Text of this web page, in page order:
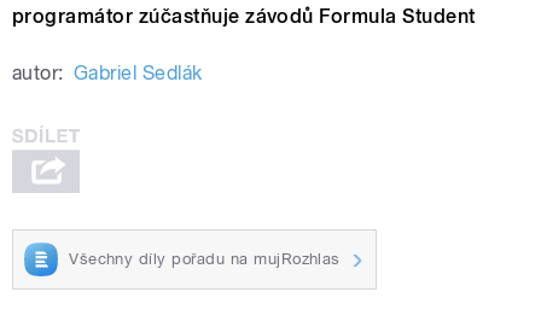
programátor zúčastňuje závodů Formula Student
autor: Gabriel Sedlák
Všechny díly pořadu na mujRozhlas